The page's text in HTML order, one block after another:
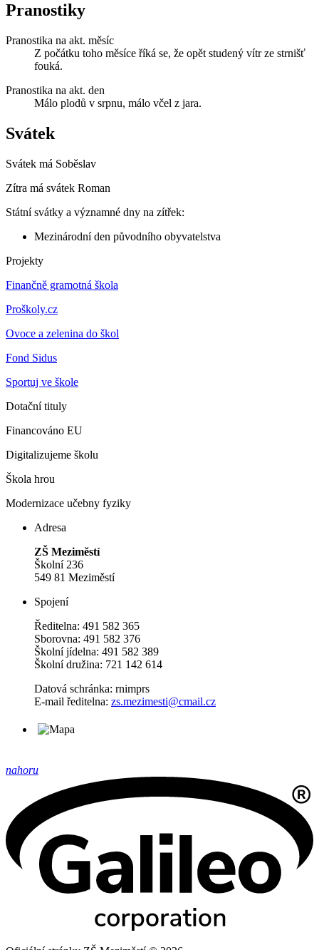
Pranostiky
Pranostika na akt. měsíc
Z počátku toho měsíce říká se, že opět studený vítr ze strnišť
fouká.
Pranostika na akt. den
Málo plodů v srpnu, málo včel z jara.
Svátek
Svátek má Soběslav
Zítra má svátek Roman
Státní svátky a významné dny na zítřek:
Mezinárodní den původního obyvatelstva
Projekty
Finančně gramotná škola
Proškoly.cz
Ovoce a zelenina do škol
Fond Sidus
Sportuj ve škole
Dotační tituly
Financováno EU
Digitalizujeme školu
Škola hrou
Modernizace učebny fyziky
Adresa
ZŠ Meziměstí
Školní 236
549 81 Meziměstí
Spojení
Ředitelna: 491 582 365
Sborovna: 491 582 376
Školní jídelna: 491 582 389
Školní družina: 721 142 614
Datová schránka: rnimprs
E-mail ředitelna: zs.mezimesti@cmail.cz
nahoru